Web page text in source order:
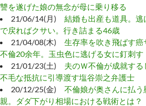
讐を遂げた娘の無念が母に乗り移る
21/06/14(月) 結婚も出産も道具。
で戻ればクサい。行き詰まる46歳
21/04/08(木) 生存率を吹き飛ばす
不倫20余年。玉虫色に逃げる女に釘刺す
21/01/23(土) 夫のＷ不倫が成就する
不毛な抵抗に引導渡す塩谷崇之弁護士
20/12/25(金) 不倫娘が奥さんに払
親。ダダ下がり相場における戦術とは？